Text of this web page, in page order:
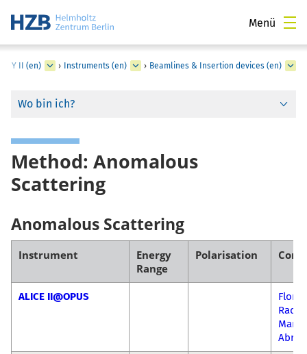
Menü
II (en) › Instruments (en) › Beamlines & Insertion devices (en)
Wo bin ich?
Method: Anomalous
Scattering
Anomalous Scattering
Instrument
Energy
Range
Polarisation
ALICE II@OPUS
Florin
Radu-